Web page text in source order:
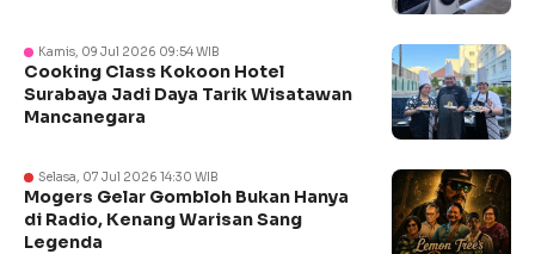
Kamis, 09 Jul 2026 09:54 WIB
Cooking Class Kokoon Hotel
Surabaya Jadi Daya Tarik Wisatawan
Mancanegara
Selasa, 07 Jul 2026 14:30 WIB
Mogers Gelar Gombloh Bukan Hanya
di Radio, Kenang Warisan Sang
Legenda